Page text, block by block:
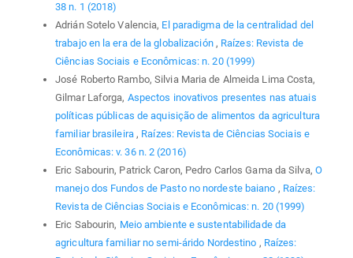
38 n. 1 (2018)
Adrián Sotelo Valencia, El paradigma de la centralidad del
trabajo en la era de la globalización , Raízes: Revista de
Ciências Sociais e Econômicas: n. 20 (1999)
José Roberto Rambo, Silvia Maria de Almeida Lima Costa,
Gilmar Laforga, Aspectos inovativos presentes nas atuais
políticas públicas de aquisição de alimentos da agricultura
familiar brasileira , Raízes: Revista de Ciências Sociais e
Econômicas: v. 36 n. 2 (2016)
Eric Sabourin, Patrick Caron, Pedro Carlos Gama da Silva, O
manejo dos Fundos de Pasto no nordeste baiano , Raízes:
Revista de Ciências Sociais e Econômicas: n. 20 (1999)
Eric Sabourin, Meio ambiente e sustentabilidade da
agricultura familiar no semi-árido Nordestino , Raízes: